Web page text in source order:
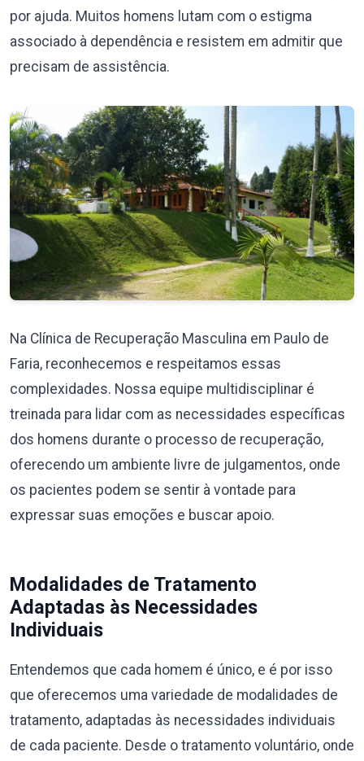
por ajuda. Muitos homens lutam com o estigma
associado à dependência e resistem em admitir que
precisam de assistência.
Na Clínica de Recuperação Masculina em Paulo de
Faria, reconhecemos e respeitamos essas
complexidades. Nossa equipe multidisciplinar é
treinada para lidar com as necessidades específicas
dos homens durante o processo de recuperação,
oferecendo um ambiente livre de julgamentos, onde
os pacientes podem se sentir à vontade para
expressar suas emoções e buscar apoio.
Modalidades de Tratamento
Adaptadas às Necessidades
Individuais
Entendemos que cada homem é único, e é por isso
que oferecemos uma variedade de modalidades de
tratamento, adaptadas às necessidades individuais
de cada paciente. Desde o tratamento voluntário, onde